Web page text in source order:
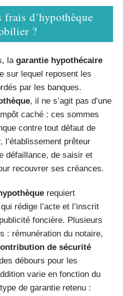
d’hypothèque
?
la garantie hypothécaire
sur lequel reposent les
par les banques.
, il ne s’agit pas d’une
caché : ces sommes
contre tout défaut de
l’établissement prêteur
défaillance, de saisir et
recouvrer ses créances.
requiert
rédige l’acte et l’inscrit
foncière. Plusieurs
: rémunération du notaire,
de sécurité
débours pour les
varie en fonction du
de garantie retenu :